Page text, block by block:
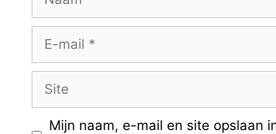
Site
Mijn naam, e-mail en site opslaan